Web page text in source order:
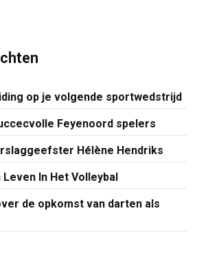
op je volgende sportwedstrijd
Feyenoord spelers
Hélène Hendriks
In Het Volleybal
de opkomst van darten als